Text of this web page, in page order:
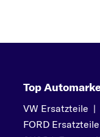
Top
VW Ersatzteile |
FORD Ersatzteile